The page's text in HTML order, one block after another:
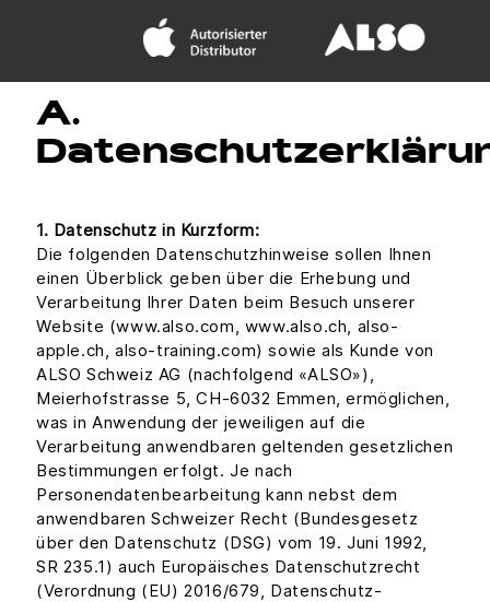
A.
1. Datenschutz in Kurzform:
Die folgenden Datenschutzhinweise sollen Ihnen
einen Überblick geben über die Erhebung und
Verarbeitung Ihrer Daten beim Besuch unserer
Website (www.also.com, www.also.ch, also-
apple.ch, also-training.com) sowie als Kunde von
ALSO Schweiz AG (nachfolgend «ALSO»),
Meierhofstrasse 5, CH-6032 Emmen, ermöglichen,
was in Anwendung der jeweiligen auf die
Verarbeitung anwendbaren geltenden gesetzlichen
Bestimmungen erfolgt. Je nach
Personendatenbearbeitung kann nebst dem
anwendbaren Schweizer Recht (Bundesgesetz
über den Datenschutz (DSG) vom 19. Juni 1992,
SR 235.1) auch Europäisches Datenschutzrecht
(Verordnung (EU) 2016/679, Datenschutz-